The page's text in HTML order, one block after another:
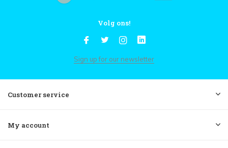
Volg ons!
Sign up for our newsletter
Customer service
My account